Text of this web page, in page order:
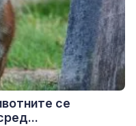
се